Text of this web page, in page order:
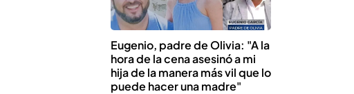
Eugenio, padre de Olivia: "A la
hora de la cena asesinó a mi
hija de la manera más vil que lo
puede hacer una madre"